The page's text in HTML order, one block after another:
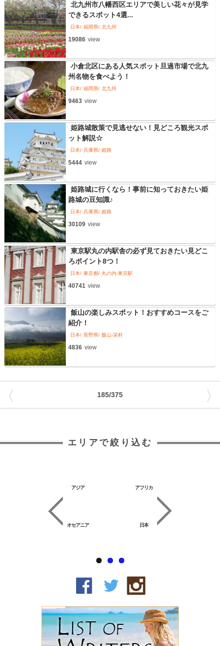
北九州市八幡西区エリアで美しい花々が見学
できるスポット4選...
日本 福岡県 北九州
19086 view
小倉北区にある人気スポット旦過市場で北九
州名物を食べよう！
日本 福岡県 北九州
9463 view
姫路城散策で見逃せない！見どころ観光スポ
ット解説☆
日本 兵庫県 姫路
5444 view
姫路城に行くなら！事前に知っておきたい姫
路城の豆知識♪
日本 兵庫県 姫路
30109 view
東京駅丸の内駅舎の必ず見ておきたい見どこ
ろポイント8つ！
日本 東京都 丸の内-東京駅
40741 view
飯山の楽しみスポット！おすすめコースをご
紹介！
日本 長野県 飯山-栄村
4836 view
185/375
〈 〉
エリアで絞り込む
アジア アフリカ
オセアニア 日本